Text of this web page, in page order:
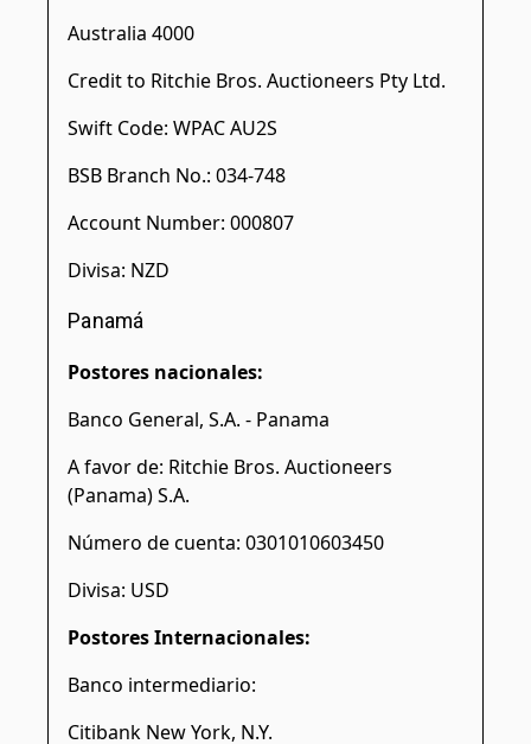
Australia 4000
Credit to Ritchie Bros. Auctioneers Pty Ltd.
Swift Code: WPAC AU2S
BSB Branch No.: 034-748
Account Number: 000807
Divisa: NZD
Panamá
Postores nacionales:
Banco General, S.A. - Panama
A favor de: Ritchie Bros. Auctioneers
(Panama) S.A.
Número de cuenta: 0301010603450
Divisa: USD
Postores Internacionales:
Banco intermediario:
Citibank New York, N.Y.